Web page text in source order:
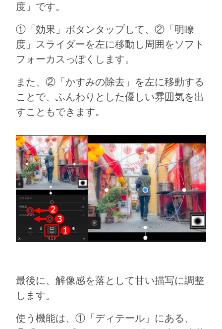
度」です。
①「効果」ボタンタップして、②「明瞭
度」スライダーを左に移動し周囲をソフト
フォーカスっぽくします。
また、②「かすみの除去」を左に移動する
ことで、ふんわりとした優しい雰囲気を出
すこともできます。
最後に、解像感を落として甘い描写に調整
します。
使う機能は、①「ディテール」にある、